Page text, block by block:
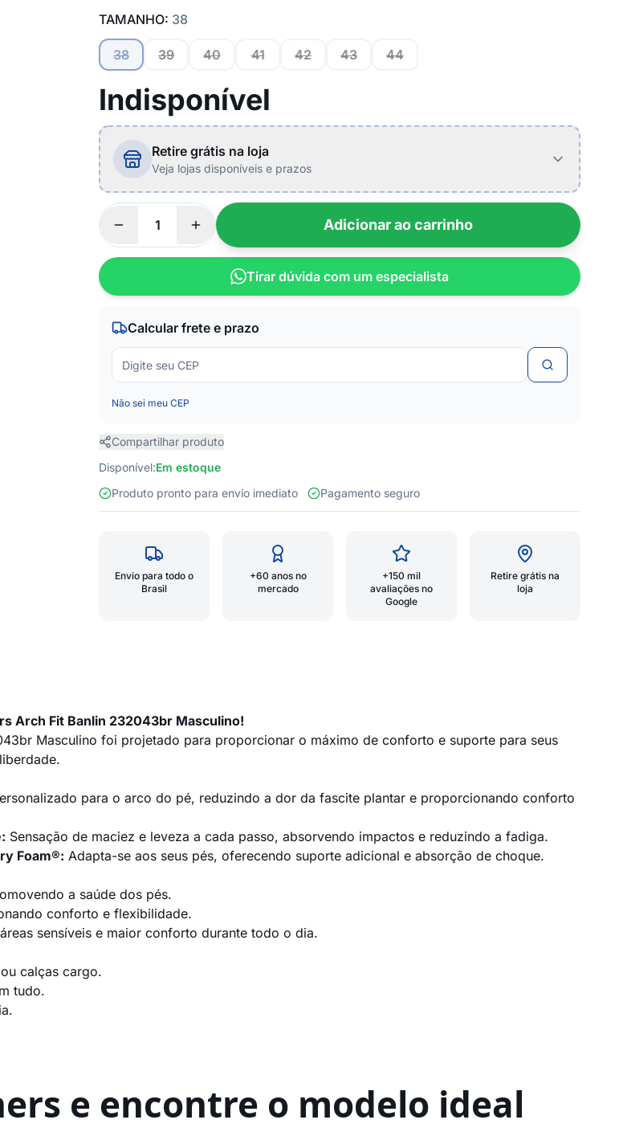
TAMANHO: 38
38 39 40 41 42 43 44
Indisponível
Retire grátis na loja
Veja lojas disponíveis e prazos
Adicionar ao carrinho
Tirar dúvida com um especialista
Calcular frete e prazo
Não sei meu CEP
Compartilhar produto
Disponível:Em estoque
Produto pronto para envio imediato
Pagamento seguro
Envio para todo o
Brasil
+60 anos no
mercado
+150 mil
avaliações no
Google
Retire grátis na
loja
Arch Fit Banlin 232043br Masculino!
Masculino foi projetado para proporcionar o máximo de conforto e suporte para seus
para o arco do pé, reduzindo a dor da fascite plantar e proporcionando conforto
Sensação de maciez e leveza a cada passo, absorvendo impactos e reduzindo a fadiga.
Foam®: Adapta-se aos seus pés, oferecendo suporte adicional e absorção de choque.
a saúde dos pés.
conforto e flexibilidade.
sensíveis e maior conforto durante todo o dia.
calças cargo.
tudo.
e encontre o modelo ideal